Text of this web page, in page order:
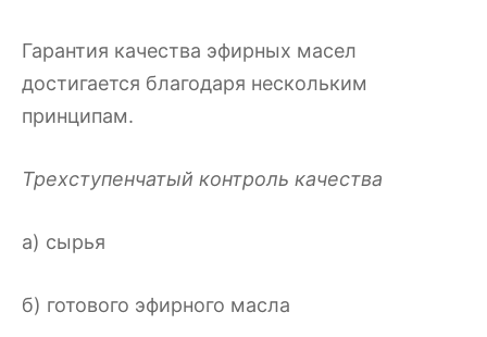
Гарантия качества эфирных масел
достигается благодаря нескольким
принципам.
Трехступенчатый контроль качества
а) сырья
б) готового эфирного масла